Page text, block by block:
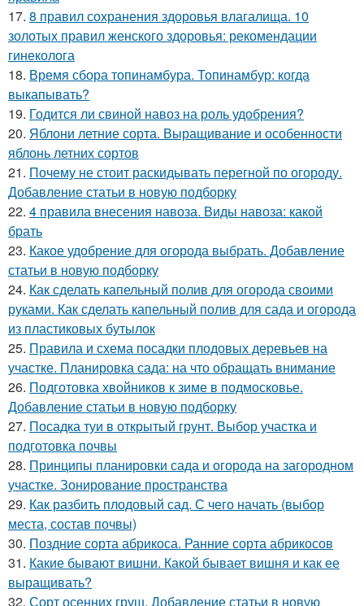
17. 8 правил сохранения здоровья влагалища. 10
золотых правил женского здоровья: рекомендации
гинеколога
18. Время сбора топинамбура. Топинамбур: когда
выкапывать?
19. Годится ли свиной навоз на роль удобрения?
20. Яблони летние сорта. Выращивание и особенности
яблонь летних сортов
21. Почему не стоит раскидывать перегной по огороду.
Добавление статьи в новую подборку
22. 4 правила внесения навоза. Виды навоза: какой
брать
23. Какое удобрение для огорода выбрать. Добавление
статьи в новую подборку
24. Как сделать капельный полив для огорода своими
руками. Как сделать капельный полив для сада и огорода
из пластиковых бутылок
25. Правила и схема посадки плодовых деревьев на
участке. Планировка сада: на что обращать внимание
26. Подготовка хвойников к зиме в подмосковье.
Добавление статьи в новую подборку
27. Посадка туи в открытый грунт. Выбор участка и
подготовка почвы
28. Принципы планировки сада и огорода на загородном
участке. Зонирование пространства
29. Как разбить плодовый сад. С чего начать (выбор
места, состав почвы)
30. Поздние сорта абрикоса. Ранние сорта абрикосов
31. Какие бывают вишни. Какой бывает вишня и как ее
выращивать?
32. Сорт осенних груш. Добавление статьи в новую